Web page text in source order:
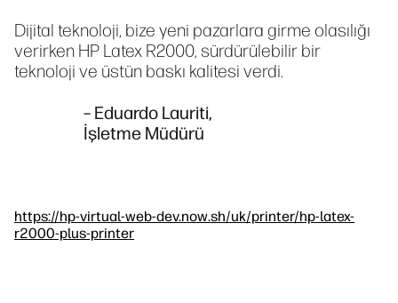
Dijital teknoloji, bize yeni pazarlara girme olasılığı
verirken HP Latex R2000, sürdürülebilir bir
teknoloji ve üstün baskı kalitesi verdi.
– Eduardo Lauriti,
İşletme Müdürü
https://hp-virtual-web-dev.now.sh/uk/printer/hp-latex-
r2000-plus-printer